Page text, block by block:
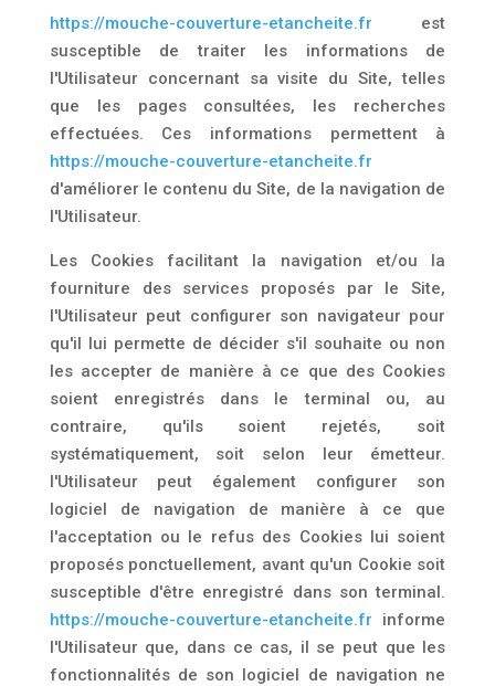
https://mouche-couverture-etancheite.fr est
susceptible de traiter les informations de
l'Utilisateur concernant sa visite du Site, telles
que les pages consultées, les recherches
effectuées. Ces informations permettent à
https://mouche-couverture-etancheite.fr
d'améliorer le contenu du Site, de la navigation de
l'Utilisateur.
Les Cookies facilitant la navigation et/ou la
fourniture des services proposés par le Site,
l'Utilisateur peut configurer son navigateur pour
qu'il lui permette de décider s'il souhaite ou non
les accepter de manière à ce que des Cookies
soient enregistrés dans le terminal ou, au
contraire, qu'ils soient rejetés, soit
systématiquement, soit selon leur émetteur.
l'Utilisateur peut également configurer son
logiciel de navigation de manière à ce que
l'acceptation ou le refus des Cookies lui soient
proposés ponctuellement, avant qu'un Cookie soit
susceptible d'être enregistré dans son terminal.
https://mouche-couverture-etancheite.fr informe
l'Utilisateur que, dans ce cas, il se peut que les
fonctionnalités de son logiciel de navigation ne